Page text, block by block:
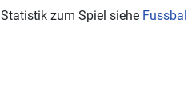
Statistik zum Spiel siehe